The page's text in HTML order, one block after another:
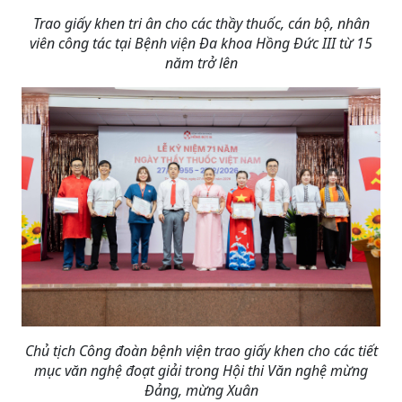
Trao giấy khen tri ân cho các thầy thuốc, cán bộ, nhân
viên công tác tại Bệnh viện Đa khoa Hồng Đức III từ 15
năm trở lên
Chủ tịch Công đoàn bệnh viện trao giấy khen cho các tiết
mục văn nghệ đoạt giải trong Hội thi Văn nghệ mừng
Đảng, mừng Xuân